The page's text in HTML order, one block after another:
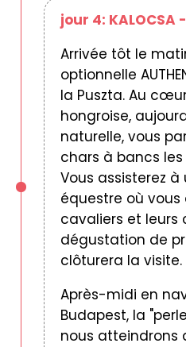
jour 4: KALOCSA
Arrivée tôt le
optionnelle
la Puszta. Au
hongroise,
naturelle, vous
chars à bancs
Vous assisterez
équestre où vous
cavaliers et leurs
dégustation de
clôturera la visite.
Après-midi en
Budapest, la
nous atteindrons